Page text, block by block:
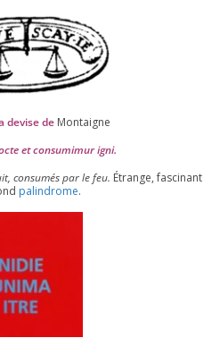
devise de Montaigne
et consu­mi­mur igni.
consu­més par le feu. Étrange, fas­ci­nant
palin­drome.